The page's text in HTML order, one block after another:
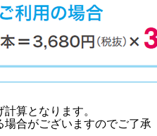
算となります。
合がございますのでご了承